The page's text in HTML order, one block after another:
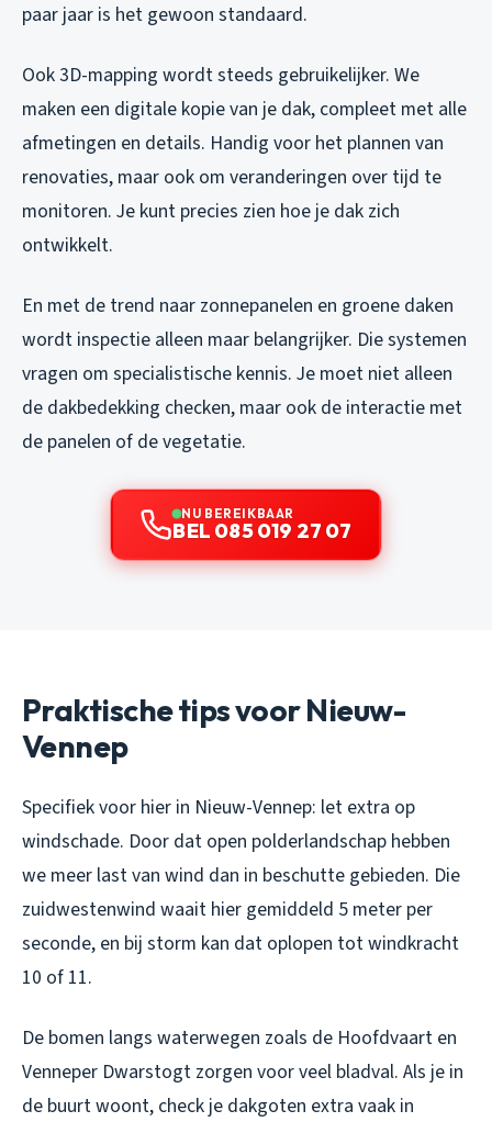
paar jaar is het gewoon standaard.
Ook 3D-mapping wordt steeds gebruikelijker. We
maken een digitale kopie van je dak, compleet met alle
afmetingen en details. Handig voor het plannen van
renovaties, maar ook om veranderingen over tijd te
monitoren. Je kunt precies zien hoe je dak zich
ontwikkelt.
En met de trend naar zonnepanelen en groene daken
wordt inspectie alleen maar belangrijker. Die systemen
vragen om specialistische kennis. Je moet niet alleen
de dakbedekking checken, maar ook de interactie met
de panelen of de vegetatie.
NU BEREIKBAAR
BEL 085 019 27 07
Praktische tips voor Nieuw-
Vennep
Specifiek voor hier in Nieuw-Vennep: let extra op
windschade. Door dat open polderlandschap hebben
we meer last van wind dan in beschutte gebieden. Die
zuidwestenwind waait hier gemiddeld 5 meter per
seconde, en bij storm kan dat oplopen tot windkracht
10 of 11.
De bomen langs waterwegen zoals de Hoofdvaart en
Venneper Dwarstogt zorgen voor veel bladval. Als je in
de buurt woont, check je dakgoten extra vaak in